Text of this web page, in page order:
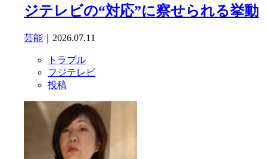
ジテレビの“対応”に察せられる挙動
芸能 ｜2026.07.11
トラブル
フジテレビ
投稿